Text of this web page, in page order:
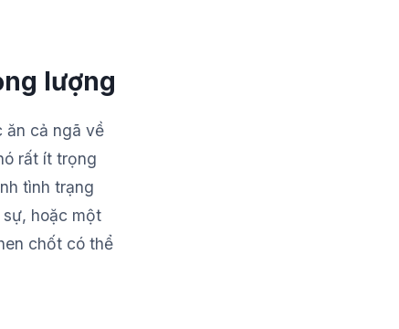
lượng
ăn cả ngã về
rất ít trọng
tình trạng
hoặc một
chốt có thể